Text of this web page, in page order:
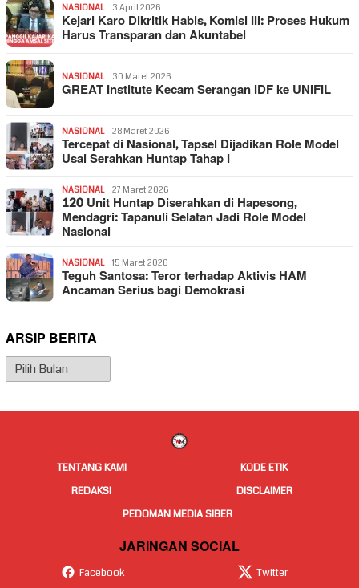
NASIONAL 3 April 2026
Kejari Karo Dikritik Habis, Komisi III: Proses Hukum
Harus Transparan dan Akuntabel
NASIONAL 30 Maret 2026
GREAT Institute Kecam Serangan IDF ke UNIFIL
NASIONAL 28 Maret 2026
Tercepat di Nasional, Tapsel Dijadikan Role Model
Usai Serahkan Huntap Tahap I
NASIONAL 27 Maret 2026
120 Unit Huntap Diserahkan di Hapesong,
Mendagri: Tapanuli Selatan Jadi Role Model
Nasional
NASIONAL 15 Maret 2026
Teguh Santosa: Teror terhadap Aktivis HAM
Ancaman Serius bagi Demokrasi
ARSIP BERITA
Arsip
Berita
TENTANG KAMI
KODE ETIK
REDAKSI
DISCLAIMER
PEDOMAN MEDIA SIBER
JARINGAN SOCIAL
Facebook Twitter